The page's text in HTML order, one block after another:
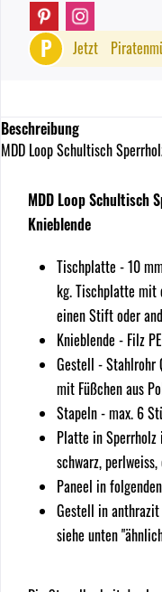
P Jetzt
Beschreibung
MDD Loop Schultisch
MDD Loop Schultisch
Knieblende
Tischplatte - 10
kg. Tischplatte mit
einen Stift oder
Knieblende - Filz
Gestell - Stahlrohr
mit Füßchen aus
Stapeln - max. 6
Platte in Sperrholz
schwarz,
Paneel in
Gestell in
siehe unten